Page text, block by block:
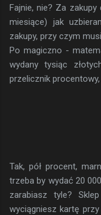
Fajnie, nie? Za
miesiące) jak
zakupy, przy czym
Po magiczno -
wydany tysiąc
przelicznik
Tak, pół procent,
trzeba by wydać 20
zarabiasz tyle?
wyciągniesz kartę